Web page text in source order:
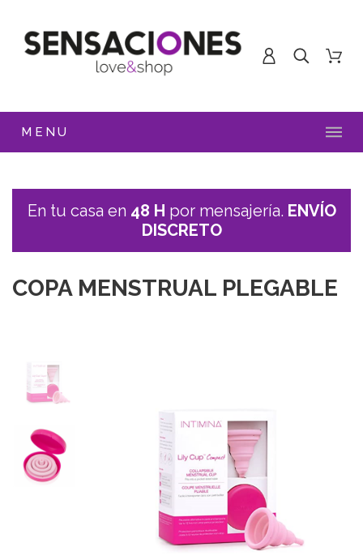
MENU
En tu casa en 48 H por mensajería. ENVÍO
DISCRETO
COPA MENSTRUAL PLEGABLE